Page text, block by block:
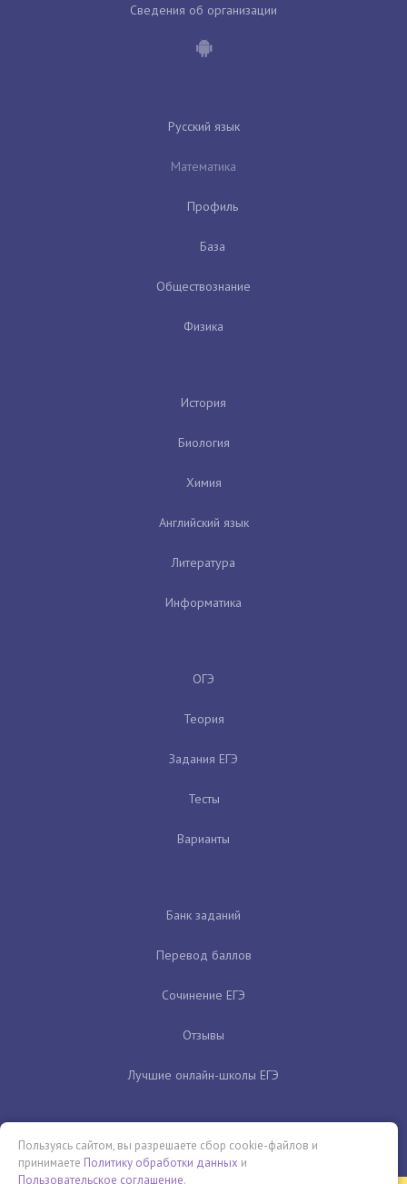
Сведения об организации
Русский язык
Математика
Профиль
База
Обществознание
Физика
История
Биология
Химия
Английский язык
Литература
Информатика
ОГЭ
Теория
Задания ЕГЭ
Тесты
Варианты
Банк заданий
Перевод баллов
Сочинение ЕГЭ
Отзывы
Лучшие онлайн-школы ЕГЭ
Пользуясь сайтом, вы разрешаете сбор cookie-файлов и
принимаете Политику обработки данных и
Пользовательское соглашение.